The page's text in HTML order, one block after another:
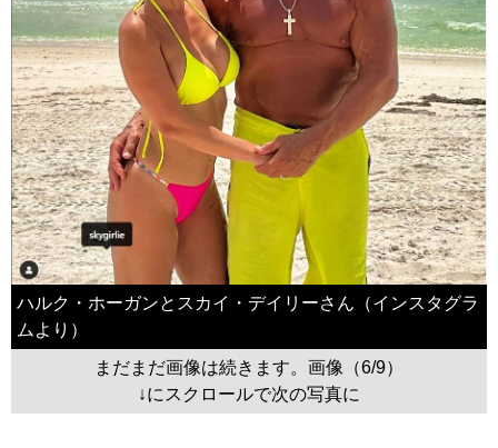
ハルク・ホーガンとスカイ・デイリーさん（インスタグラ
ムより）
まだまだ画像は続きます。画像（6/9）
↓にスクロールで次の写真に